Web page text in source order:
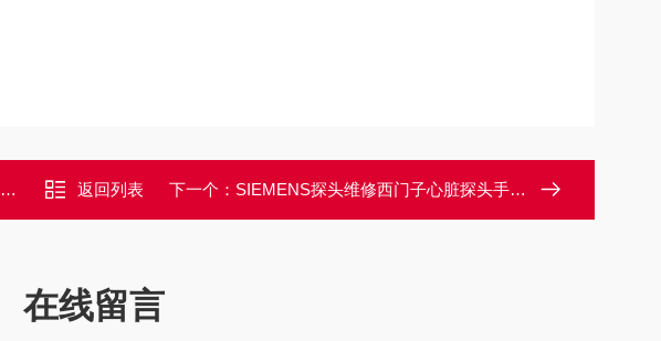
返回列表 下一个： SIEMENS探头维修西门子心脏探头手柄鼓包/图像显示不完整
在线留言